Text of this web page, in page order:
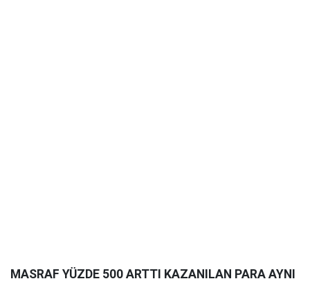
MASRAF YÜZDE 500 ARTTI KAZANILAN PARA AYNI